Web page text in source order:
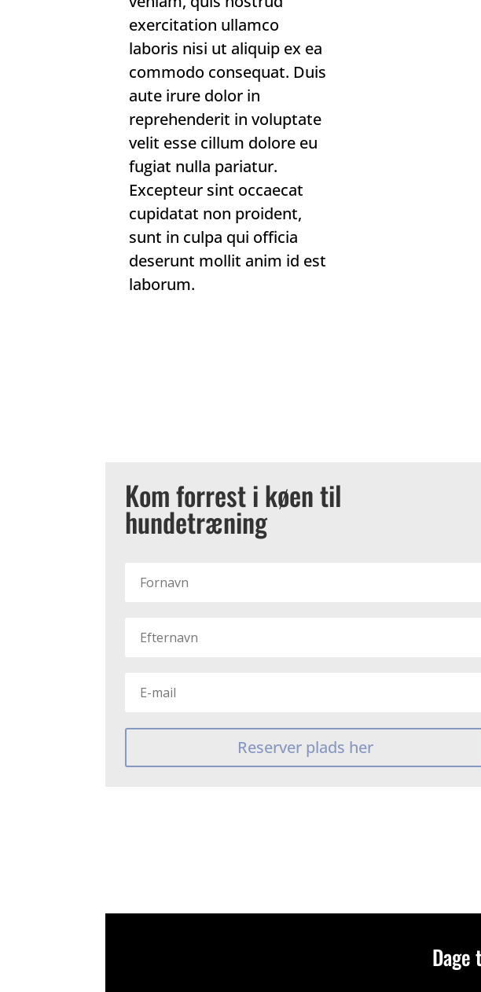
exercitation ullamco
laboris nisi ut aliquip ex ea
commodo consequat. Duis
aute irure dolor in
reprehenderit in voluptate
velit esse cillum dolore eu
fugiat nulla pariatur.
Excepteur sint occaecat
cupidatat non proident,
sunt in culpa qui officia
deserunt mollit anim id est
laborum.
Kom forrest i køen til
hundetræning
Reserver plads her